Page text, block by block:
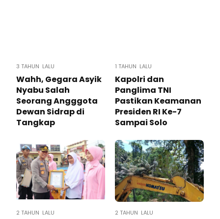
3 TAHUN LALU
Wahh, Gegara Asyik
Nyabu Salah
Seorang Angggota
Dewan Sidrap di
Tangkap
1 TAHUN LALU
Kapolri dan
Panglima TNI
Pastikan Keamanan
Presiden RI Ke-7
Sampai Solo
2 TAHUN LALU 2 TAHUN LALU